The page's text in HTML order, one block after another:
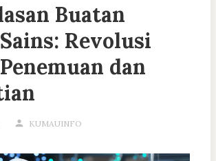
Buatan
Revolusi
dan
KUMAUINFO